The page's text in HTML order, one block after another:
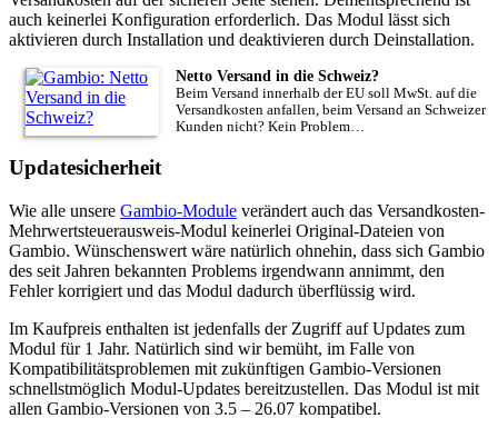
auch keinerlei Konfiguration erforderlich. Das Modul lässt sich
aktivieren durch Installation und deaktivieren durch Deinstallation.
Netto Versand in die Schweiz?
Beim Versand innerhalb der EU soll MwSt. auf die
Versandkosten anfallen, beim Versand an Schweizer
Kunden nicht? Kein Problem…
Updatesicherheit
Wie alle unsere Gambio-Module verändert auch das Versandkosten-
Mehrwertsteuerausweis-Modul keinerlei Original-Dateien von
Gambio. Wünschenswert wäre natürlich ohnehin, dass sich Gambio
des seit Jahren bekannten Problems irgendwann annimmt, den
Fehler korrigiert und das Modul dadurch überflüssig wird.
Im Kaufpreis enthalten ist jedenfalls der Zugriff auf Updates zum
Modul für 1 Jahr. Natürlich sind wir bemüht, im Falle von
Kompatibilitätsproblemen mit zukünftigen Gambio-Versionen
schnellstmöglich Modul-Updates bereitzustellen. Das Modul ist mit
allen Gambio-Versionen von 3.5 – 26.07 kompatibel.